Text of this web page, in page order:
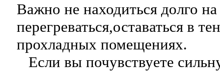
Важно не находиться долго
перегреваться,оставаться в
прохладных помещениях.
Если вы почувствуете